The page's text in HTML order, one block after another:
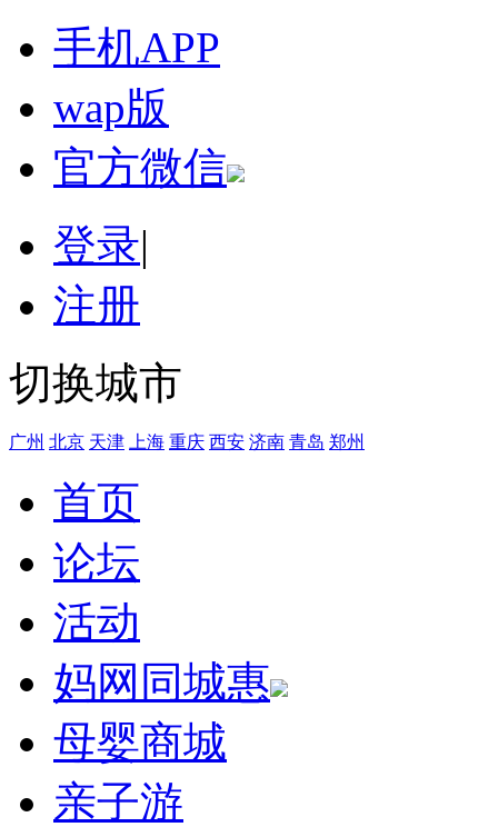
手机APP
wap版
官方微信
登录|
注册
切换城市
广州 北京 天津 上海 重庆 西安 济南 青岛 郑州
首页
论坛
活动
妈网同城惠
母婴商城
亲子游